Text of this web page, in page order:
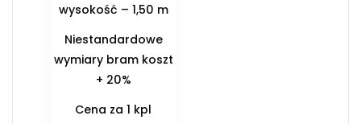
wysokość – 1,50 m
Niestandardowe
wymiary bram koszt
+ 20%
Cena za 1 kpl